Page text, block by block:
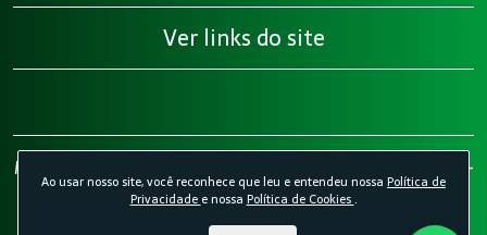
Ver links do site
Megatrab - Engenharia de Segurança do Trabalho 2026 -
Todos os direitos reservados.Política de Privacidade.
Desenvolvido por Agência Kombi
Ao usar nosso site, você reconhece que leu e entendeu nossa Política de
Privacidade e nossa Política de Cookies.